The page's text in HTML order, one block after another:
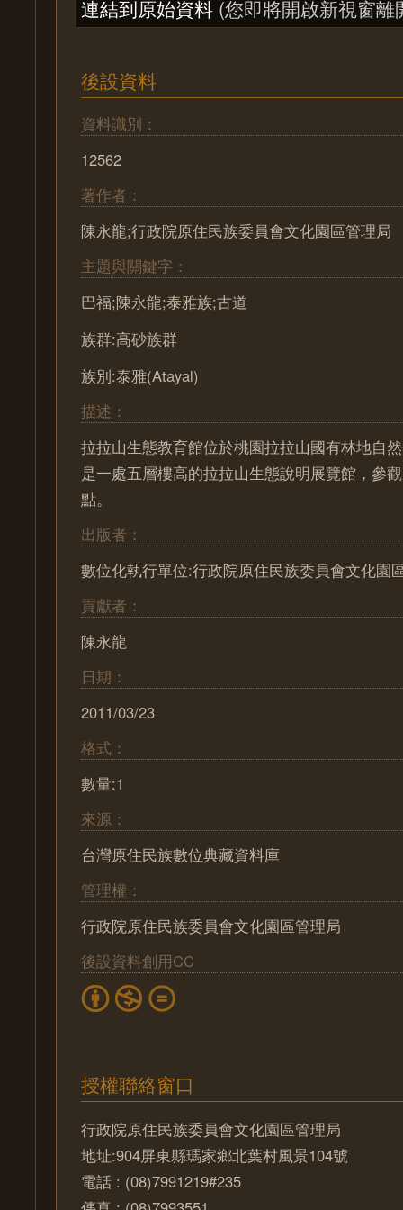
連結到原始資料 (您即將開啟新視窗離
後設資料
資料識別：
12562
著作者：
陳永龍;行政院原住民族委員會文化園區管理局
主題與關鍵字：
巴福;陳永龍;泰雅族;古道
族群:高砂族群
族別:泰雅(Atayal)
描述：
拉拉山生態教育館位於桃園拉拉山國有林地自
是一處五層樓高的拉拉山生態說明展覽館，參
點。
出版者：
數位化執行單位:行政院原住民族委員會文化園
貢獻者：
陳永龍
日期：
2011/03/23
格式：
數量:1
來源：
台灣原住民族數位典藏資料庫
管理權：
行政院原住民族委員會文化園區管理局
後設資料創用CC
授權聯絡窗口
行政院原住民族委員會文化園區管理局
地址:904屏東縣瑪家鄉北葉村風景104號
電話 : (08)7991219#235